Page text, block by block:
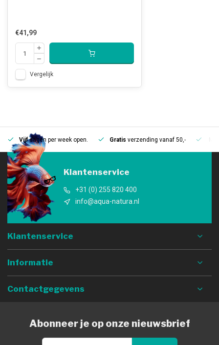
€41,99
Vergelijk
Vijfdagen per week open. Gratis verzending vanaf 50,-
Klantenservice
+31 (0) 255 820 400
info@aqua-natura.nl
Klantenservice
Informatie
Contactgegevens
Abonneer je op onze nieuwsbrief